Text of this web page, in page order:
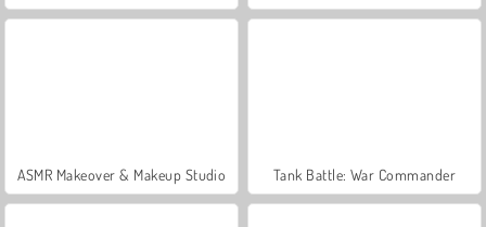
ASMR Makeover & Makeup Studio Tank Battle: War Commander